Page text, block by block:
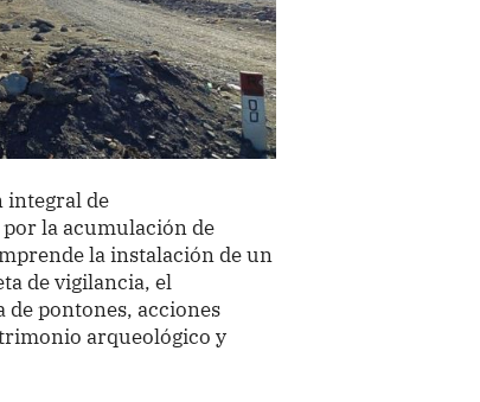
integral de
la acumulación de
la instalación de un
de vigilancia, el
de pontones, acciones
arqueológico y